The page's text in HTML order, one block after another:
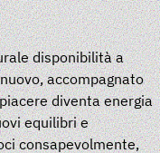
disponibilità a
accompagnato
diventa energia
equilibri e
consapevolmente,